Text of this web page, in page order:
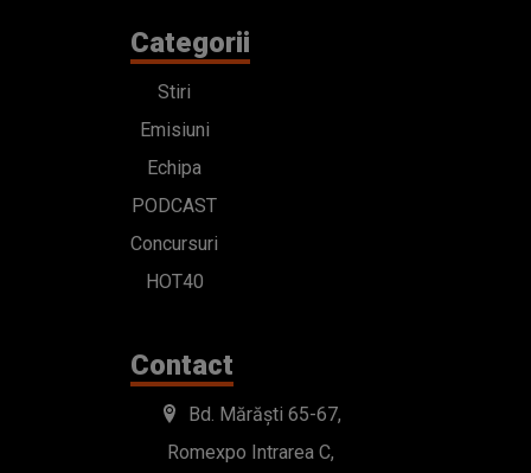
Categorii
Stiri
Emisiuni
Echipa
PODCAST
Concursuri
HOT40
Contact
Bd. Mărăști 65-67,
Romexpo Intrarea C,